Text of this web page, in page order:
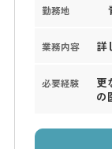
勤務地
業務内容 詳
必要経験
更
の